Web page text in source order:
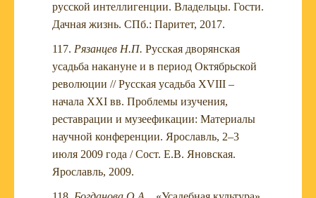
русской интеллигенции. Владельцы. Гости.
Дачная жизнь. СПб.: Паритет, 2017.
Рязанцев Н.П. Русская дворянская
усадьба накануне и в период Октябрьской
революции // Русская усадьба XVIII –
начала XXI вв. Проблемы изучения,
реставрации и музеефикации: Материалы
научной конференции. Ярославль, 2–3
июля 2009 года / Сост. Е.В. Яновская.
Ярославль, 2009.